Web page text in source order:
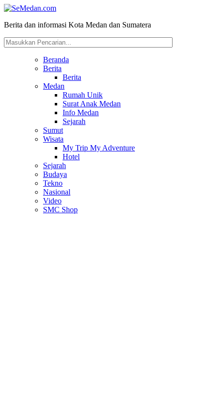
Berita dan informasi Kota Medan dan Sumatera
Beranda
Berita
Berita
Medan
Rumah Unik
Surat Anak Medan
Info Medan
Sejarah
Sumut
Wisata
My Trip My Adventure
Hotel
Sejarah
Budaya
Tekno
Nasional
Video
SMC Shop